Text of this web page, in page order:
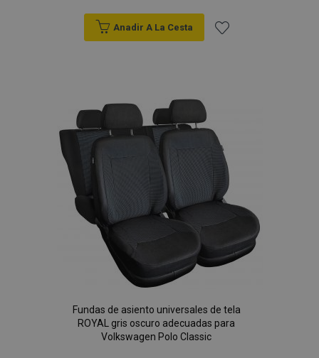
Anadir A La Cesta
de
Deseos
Fundas de asiento universales de tela
ROYAL gris oscuro adecuadas para
Volkswagen Polo Classic